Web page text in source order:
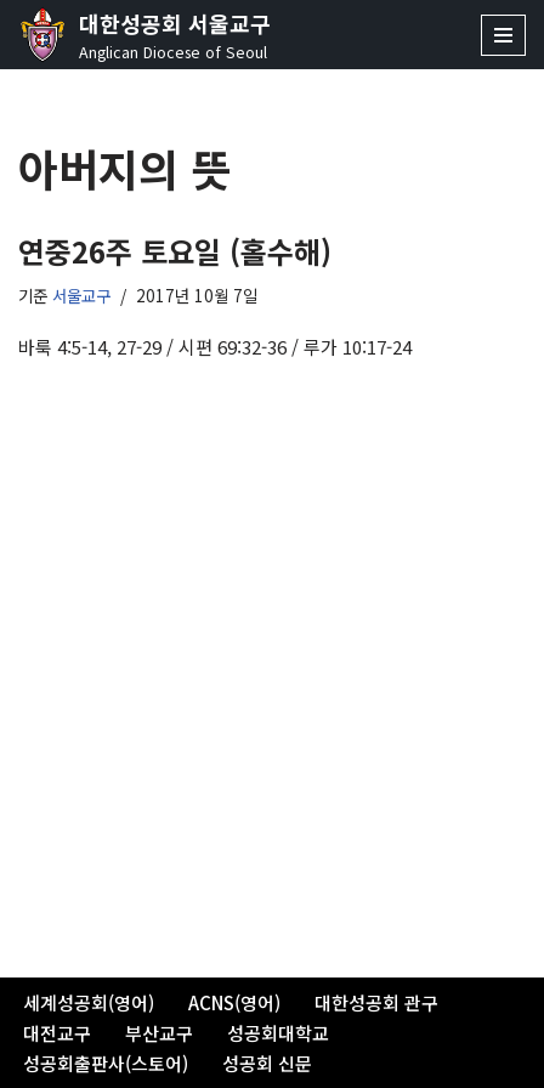
콘
로
건
뛰
기
대한성공회 서울교구
Anglican Diocese of Seoul
아버지의 뜻
연중26주 토요일 (홀수해)
기준 서울교구 2017년 10월 7일
바룩 4:5-14, 27-29 / 시편 69:32-36 / 루가 10:17-24
세계성공회(영어) ACNS(영어)
대한성공회 관구
대전교구
부산교구
성공회대학교
성공회출판사(스토어)
성공회 신문